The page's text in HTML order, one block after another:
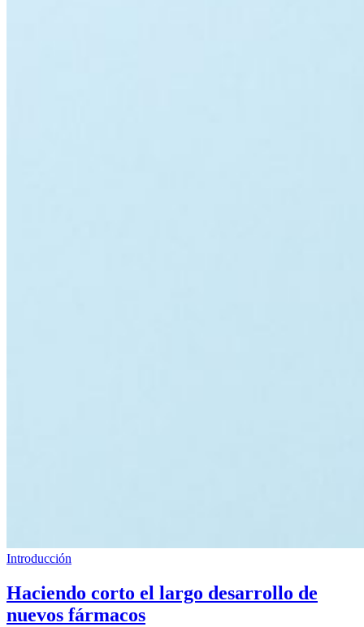
Introducción
Haciendo corto el largo desarrollo de
nuevos fármacos